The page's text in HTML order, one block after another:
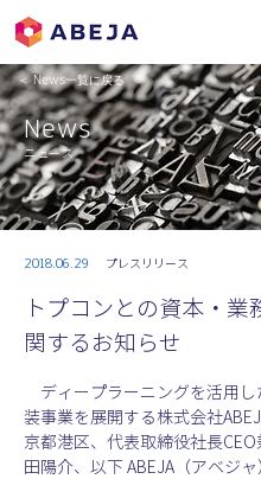
＜ News一覧に戻る
News
ニュース
2018.06.29 プレスリリース
トプコンとの資本・業
関するお知らせ
ディープラーニングを活用し
装事業を展開する株式会社
京都港区、代表取締役社長CEO
田陽介、以下 ABEJA（アベジャ